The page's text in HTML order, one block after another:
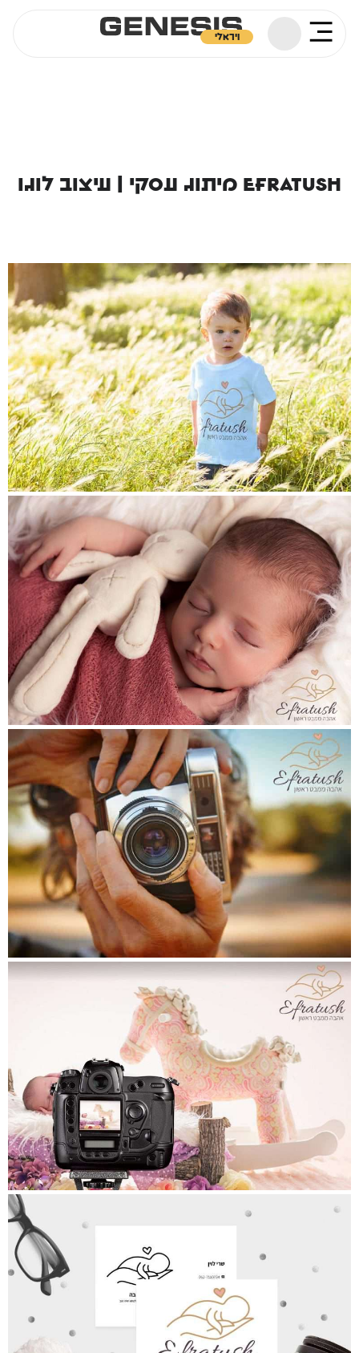
ויראלי
Efratush מיתוג עסקי | עיצוב לוגו